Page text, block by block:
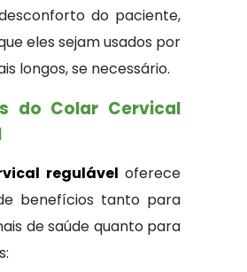
do paciente,
eles sejam usados por
longos, se necessário.
do Colar Cervical
regulável oferece
benefícios tanto para
de saúde quanto para